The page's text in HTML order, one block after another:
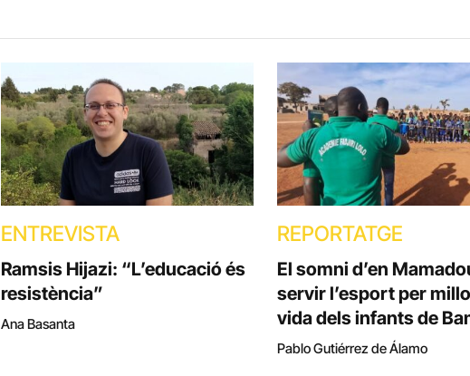
ENTREVISTA
Ramsis Hijazi: “L’educació és
resistència”
Ana Basanta
REPORTATGE
El somni d’en
servir l’esport per
vida dels infants de
Pablo Gutiérrez de Álamo